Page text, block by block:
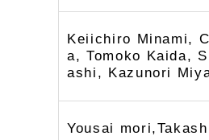
Keiichiro Minami,
a, Tomoko Kaida,
ashi, Kazunori
Yousai